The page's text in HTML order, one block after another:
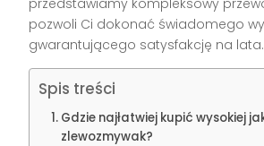
pozwoli Ci dokonać świadomego
gwarantującego satysfakcję na lata.
Spis treści
Gdzie najłatwiej kupić wysokiej
zlewozmywak?